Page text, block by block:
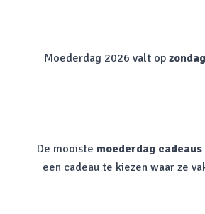
Moederdag 2026 valt op
De mooiste moederdag cadeaus
een cadeau te kiezen waar ze